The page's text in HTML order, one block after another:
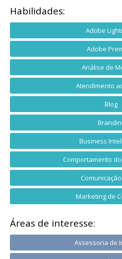
Habilidades:
Adobe
Adobe
Análise de
Atendimento
Blog
Business
Comportamento
Marketing de
Áreas de interesse:
Assessoria de